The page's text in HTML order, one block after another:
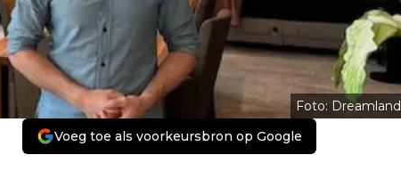
Foto: Dreamland
Voeg toe als voorkeursbron op Google